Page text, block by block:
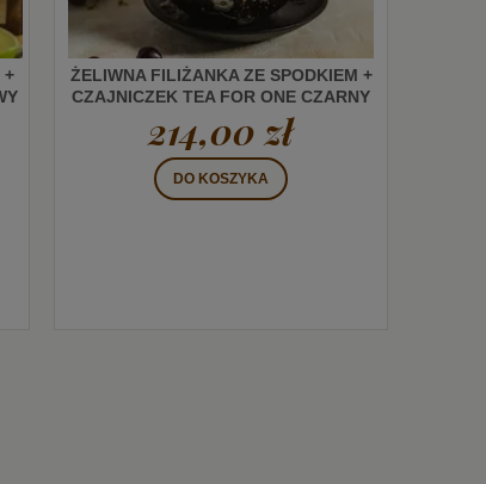
+
ŻELIWNA FILIŻANKA ZE SPODKIEM +
CZAJNICZEK TEA FOR ONE CZARNY
214,00 zł
DO KOSZYKA